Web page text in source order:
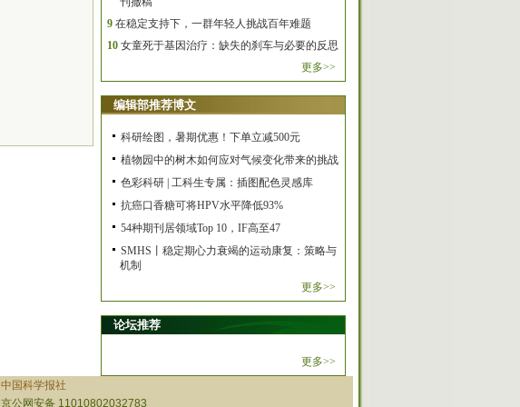
9 在稳定支持下，一群年轻人挑战百年难题
10 女童死于基因治疗：缺失的刹车与必要的反思
更多>>
编辑部推荐博文
科研绘图，暑期优惠！下单立减500元
植物园中的树木如何应对气候变化带来的挑战
色彩科研 | 工科生专属：插图配色灵感库
抗癌口香糖可将HPV水平降低93%
54种期刊居领域Top 10，IF高至47
SMHS丨稳定期心力衰竭的运动康复：策略与
机制
更多>>
论坛推荐
更多>>
中国科学报社
京公网安备 11010802032783